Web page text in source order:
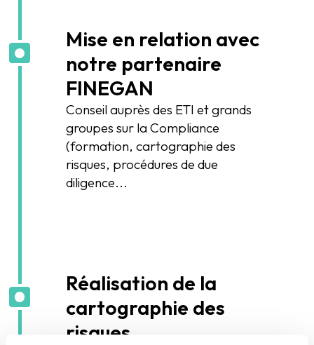
Mise en relation avec
notre partenaire
FINEGAN
Conseil auprès des ETI et grands
groupes sur la Compliance
(formation, cartographie des
risques, procédures de due
diligence...
Réalisation de la
cartographie des
risques